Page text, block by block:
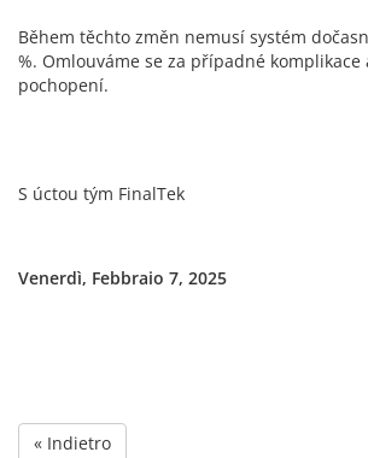
Během těchto změn nemusí systém
%. Omlouváme se za případné komplikace
pochopení.
S úctou tým FinalTek
Venerdì, Febbraio 7, 2025
« Indietro